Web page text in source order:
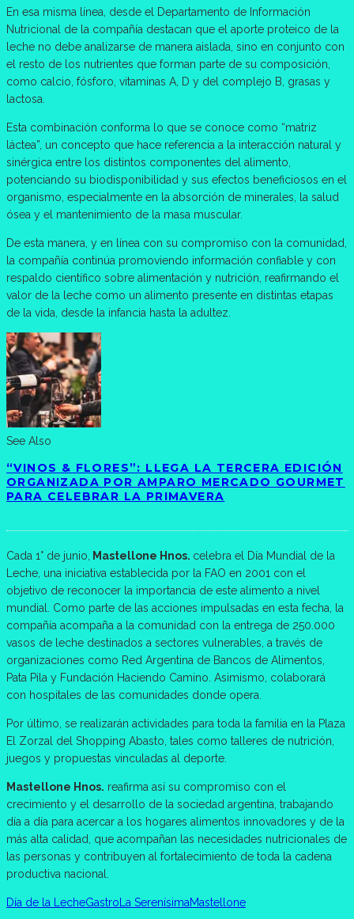
En esa misma línea, desde el Departamento de Información
Nutricional de la compañía destacan que el aporte proteico de la
leche no debe analizarse de manera aislada, sino en conjunto con
el resto de los nutrientes que forman parte de su composición,
como calcio, fósforo, vitaminas A, D y del complejo B, grasas y
lactosa.
Esta combinación conforma lo que se conoce como “matriz
láctea”, un concepto que hace referencia a la interacción natural y
sinérgica entre los distintos componentes del alimento,
potenciando su biodisponibilidad y sus efectos beneficiosos en el
organismo, especialmente en la absorción de minerales, la salud
ósea y el mantenimiento de la masa muscular.
De esta manera, y en línea con su compromiso con la comunidad,
la compañía continúa promoviendo información confiable y con
respaldo científico sobre alimentación y nutrición, reafirmando el
valor de la leche como un alimento presente en distintas etapas
de la vida, desde la infancia hasta la adultez.
See Also
“VINOS & FLORES”: LLEGA LA TERCERA EDICIÓN
ORGANIZADA POR AMPARO MERCADO GOURMET
PARA CELEBRAR LA PRIMAVERA
Cada 1° de junio, Mastellone Hnos. celebra el Día Mundial de la
Leche, una iniciativa establecida por la FAO en 2001 con el
objetivo de reconocer la importancia de este alimento a nivel
mundial. Como parte de las acciones impulsadas en esta fecha, la
compañía acompaña a la comunidad con la entrega de 250.000
vasos de leche destinados a sectores vulnerables, a través de
organizaciones como Red Argentina de Bancos de Alimentos,
Pata Pila y Fundación Haciendo Camino. Asimismo, colaborará
con hospitales de las comunidades donde opera.
Por último, se realizarán actividades para toda la familia en la Plaza
El Zorzal del Shopping Abasto, tales como talleres de nutrición,
juegos y propuestas vinculadas al deporte.
Mastellone Hnos. reafirma así su compromiso con el
crecimiento y el desarrollo de la sociedad argentina, trabajando
día a día para acercar a los hogares alimentos innovadores y de la
más alta calidad, que acompañan las necesidades nutricionales de
las personas y contribuyen al fortalecimiento de toda la cadena
productiva nacional.
Día de la LecheGastroLa SerenísimaMastellone